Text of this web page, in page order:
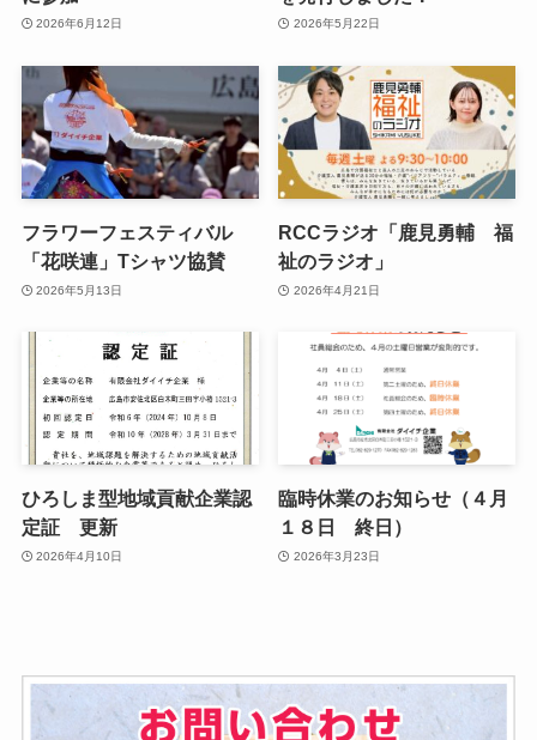
2026年6月12日 2026年5月22日
フラワーフェスティバル
「花咲連」Tシャツ協賛
2026年5月13日
RCCラジオ「鹿見勇輔 福
祉のラジオ」
2026年4月21日
ひろしま型地域貢献企業認
定証 更新
2026年4月10日
臨時休業のお知らせ（４月
１８日 終日）
2026年3月23日